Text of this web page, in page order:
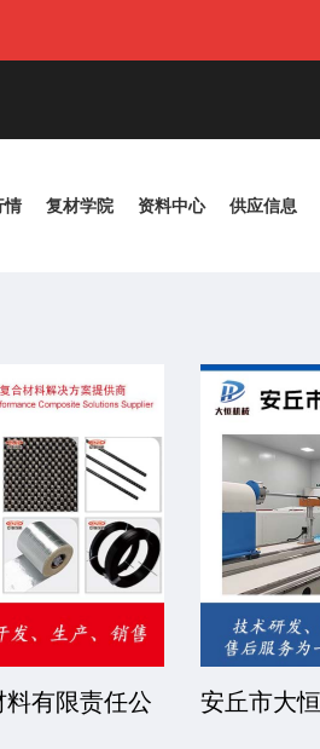
情 复材学院 资料中心 供应信息
建省睿步智能装备有限公司